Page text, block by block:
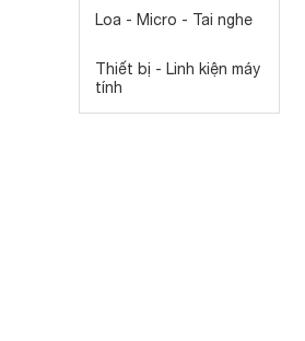
Loa - Micro - Tai nghe
Thiết bị - Linh kiện máy
tính